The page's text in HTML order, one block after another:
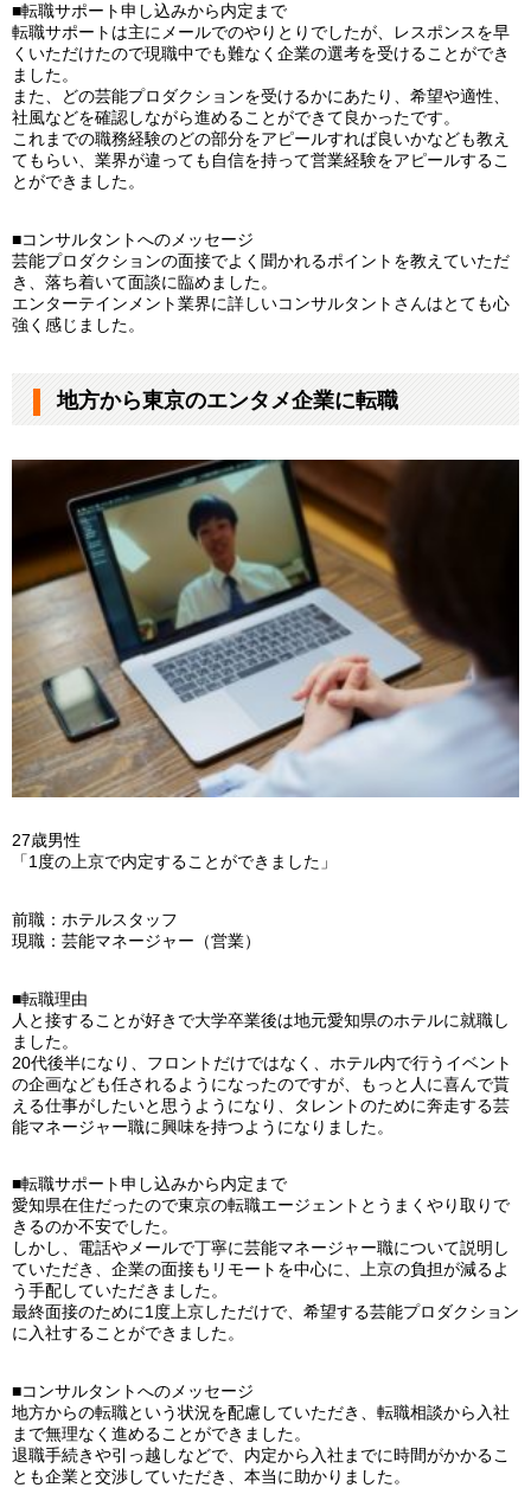
■転職サポート申し込みから内定まで
転職サポートは主にメールでのやりとりでしたが、レスポンスを早
くいただけたので現職中でも難なく企業の選考を受けることができ
ました。
また、どの芸能プロダクションを受けるかにあたり、希望や適性、
社風などを確認しながら進めることができて良かったです。
これまでの職務経験のどの部分をアピールすれば良いかなども教え
てもらい、業界が違っても自信を持って営業経験をアピールするこ
とができました。
■コンサルタントへのメッセージ
芸能プロダクションの面接でよく聞かれるポイントを教えていただ
き、落ち着いて面談に臨めました。
エンターテインメント業界に詳しいコンサルタントさんはとても心
強く感じました。
地方から東京のエンタメ企業に転職
27歳男性
「1度の上京で内定することができました」
前職：ホテルスタッフ
現職：芸能マネージャー（営業）
■転職理由
人と接することが好きで大学卒業後は地元愛知県のホテルに就職し
ました。
20代後半になり、フロントだけではなく、ホテル内で行うイベント
の企画なども任されるようになったのですが、もっと人に喜んで貰
える仕事がしたいと思うようになり、タレントのために奔走する芸
能マネージャー職に興味を持つようになりました。
■転職サポート申し込みから内定まで
愛知県在住だったので東京の転職エージェントとうまくやり取りで
きるのか不安でした。
しかし、電話やメールで丁寧に芸能マネージャー職について説明し
ていただき、企業の面接もリモートを中心に、上京の負担が減るよ
う手配していただきました。
最終面接のために1度上京しただけで、希望する芸能プロダクション
に入社することができました。
■コンサルタントへのメッセージ
地方からの転職という状況を配慮していただき、転職相談から入社
まで無理なく進めることができました。
退職手続きや引っ越しなどで、内定から入社までに時間がかかるこ
とも企業と交渉していただき、本当に助かりました。